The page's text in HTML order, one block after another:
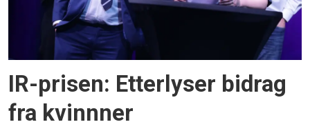
IR-prisen: Etterlyser bidrag
fra kvinnner